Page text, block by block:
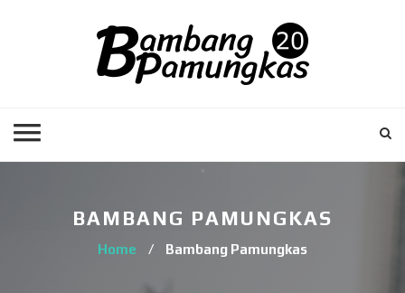
BAMBANG PAMUNGKAS
Home / Bambang Pamungkas